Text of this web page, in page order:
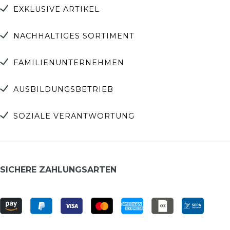
EXKLUSIVE ARTIKEL
NACHHALTIGES SORTIMENT
FAMILIENUNTERNEHMEN
AUSBILDUNGSBETRIEB
SOZIALE VERANTWORTUNG
SICHERE ZAHLUNGSARTEN